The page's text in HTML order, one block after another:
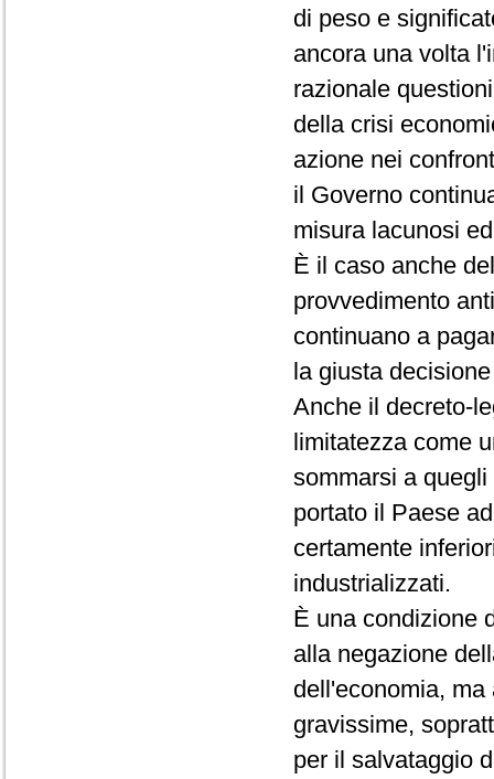
di peso e
ancora una volta
razionale
della crisi
azione nei
il Governo
misura lacunosi
È il caso anche
provvedimento
continuano a
la giusta
Anche il decreto-
limitatezza come
sommarsi a
portato il Paese
certamente
industrializzati.
È una condizione
alla negazione
dell'economia,
gravissime,
per il salvataggio